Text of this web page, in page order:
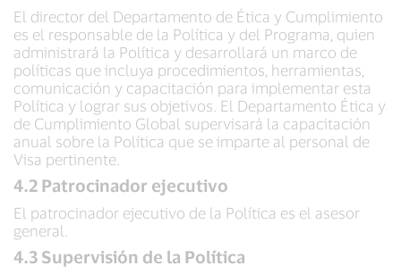
El director del Departamento de Ética y Cumplimiento
es el responsable de la Política y del Programa, quien
administrará la Política y desarrollará un marco de
políticas que incluya procedimientos, herramientas,
comunicación y capacitación para implementar esta
Política y lograr sus objetivos. El Departamento Ética y
de Cumplimiento Global supervisará la capacitación
anual sobre la Política que se imparte al personal de
Visa pertinente.
4.2 Patrocinador ejecutivo
El patrocinador ejecutivo de la Política es el asesor
general.
4.3 Supervisión de la Política